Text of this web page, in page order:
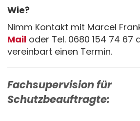
Wie?
Nimm Kontakt mit Marcel
Mail oder Tel. 0680 154 74 67
vereinbart einen Termin.
Fachsupervision für
Schutzbeauftragte: